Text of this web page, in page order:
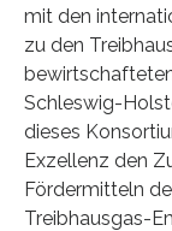
mit den
zu den
Schleswig-
dieses
Exzellenz den
Fördermitteln
Treibhausgas-